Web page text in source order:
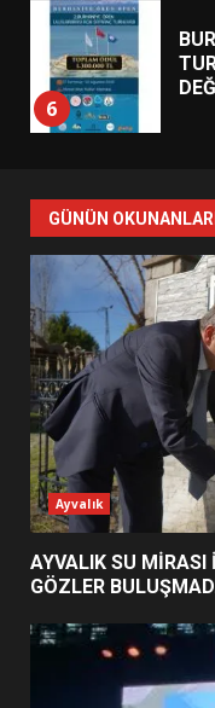
6
7
1
2
GÜNÜN OKUNANLARI
Ayvalık
AYVALIK SU MİRASI
GÖZLER